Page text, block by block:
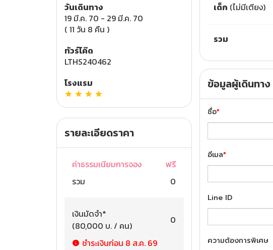
วันเดินทาง
19 มี.ค. 70 - 29 มี.ค. 70
( 11 วัน 8 คืน )
ทัวร์โค๊ด
LTHS240462
โรงแรม
รายละเอียดราคา
ค่าธรรมเนียมการจอง
ฟรี
รวม
0
เงินมัดจำ*
(80,000 บ. / คน)
0
ชำระเงินก่อน 8 ส.ค. 69
เด็ก (ไม่มีเตียง)
รวม
ข้อมูลผู้เดินทาง
ชื่อ*
อีเมล*
Line ID
ความต้องการพิเศษ
ทัวร์สวิตเซอร์แลนด์
ทัวร์อินโดนีเซีย